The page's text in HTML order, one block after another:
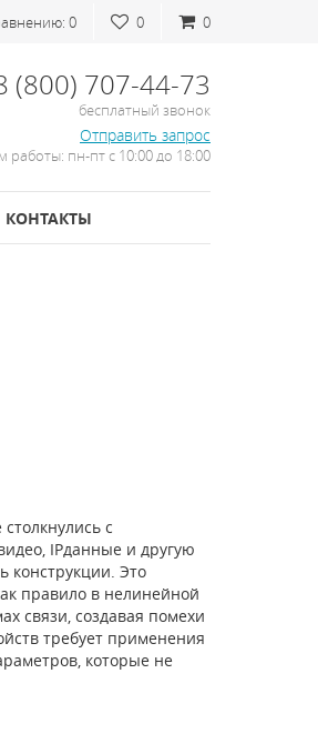
0
0
0
(800) 707-44-73
бесплатный звонок
Отправить запрос
работы: пн-пт с 10:00 до 18:00
КОНТАКТЫ
с
IP­данные и другую
конструкции. Это
правило в нелинейной
связи, создавая помехи
требует применения
которые не